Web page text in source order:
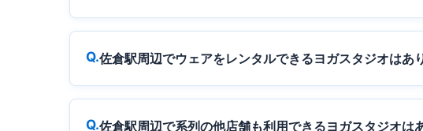
佐倉駅周辺でウェアをレンタルできるヨガスタジオはあ
佐倉駅周辺で系列の他店舗も利用できるヨガスタジオは